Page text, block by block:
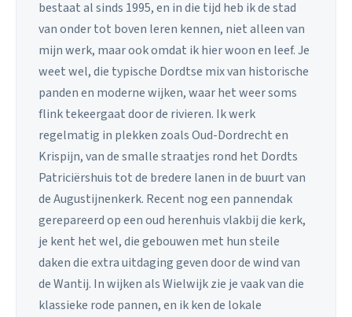
bestaat al sinds 1995, en in die tijd heb ik de stad
van onder tot boven leren kennen, niet alleen van
mijn werk, maar ook omdat ik hier woon en leef. Je
weet wel, die typische Dordtse mix van historische
panden en moderne wijken, waar het weer soms
flink tekeergaat door de rivieren. Ik werk
regelmatig in plekken zoals Oud-Dordrecht en
Krispijn, van de smalle straatjes rond het Dordts
Patriciërshuis tot de bredere lanen in de buurt van
de Augustijnenkerk. Recent nog een pannendak
gerepareerd op een oud herenhuis vlakbij die kerk,
je kent het wel, die gebouwen met hun steile
daken die extra uitdaging geven door de wind van
de Wantij. In wijken als Wielwijk zie je vaak van die
klassieke rode pannen, en ik ken de lokale